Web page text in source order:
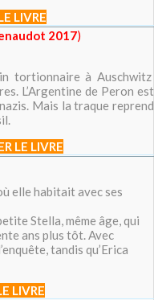
LIVRE
2017)
tortionnaire à Auschwitz
L’Argentine de Peron est
Mais la traque reprend
LE LIVRE
elle habitait avec ses
Stella, même âge, qui
ans plus tôt. Avec
tandis qu’Erica
LIVRE